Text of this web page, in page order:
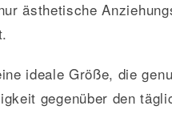
ästhetische
ideale Größe, die
gegenüber den